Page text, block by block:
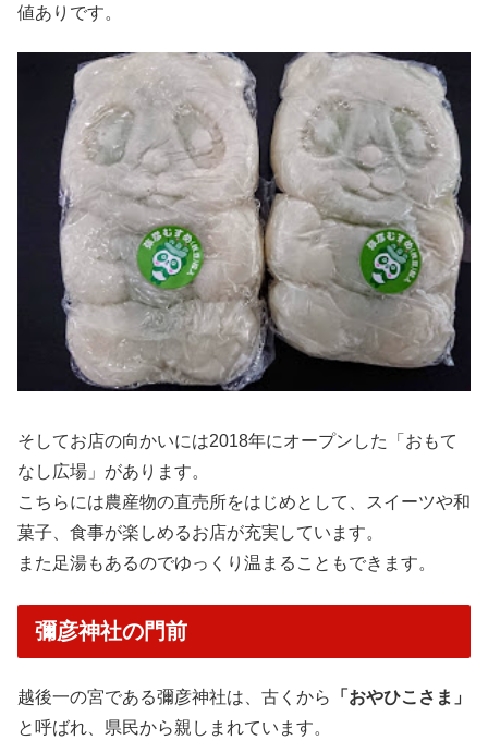
値ありです。
そしてお店の向かいには2018年にオープンした「おもて
なし広場」があります。
こちらには農産物の直売所をはじめとして、スイーツや和
菓子、食事が楽しめるお店が充実しています。
また足湯もあるのでゆっくり温まることもできます。
彌彦神社の門前
越後一の宮である彌彦神社は、古くから
「おやひこさま」
と呼ばれ、県民から親しまれています。